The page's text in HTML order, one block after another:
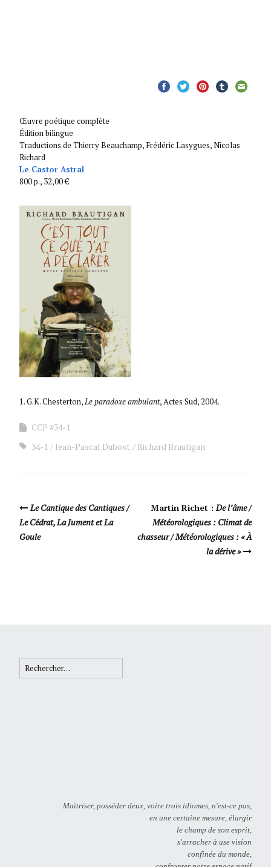
Œuvre poétique complète
Édition bilingue
Traductions de Thierry Beauchamp, Frédéric Lasygues, Nicolas
Richard
Le Castor Astral
800 p., 32,00 €
1. G.K. Chesterton,Le paradoxe ambulant, Actes Sud, 2004.
CCP #34-1
34-1
Jean-Pascal Dubost Richard Brautigan
Navigation Article
Le Cantique des Cantiques /
Le Cédrat, La Jument et La
Goule
Martin Richet :De l’âme /
Météorologiques : Climat de
chasseur / Météorologiques : « À
la dérive »
Rechercher :
Maïtriser, posséder deux, voire trois idiomes, n'est-ce pas,
en une certaine mesure, élargir
le champ de son esprit,
s'arracher à use vision
confinée du monde,